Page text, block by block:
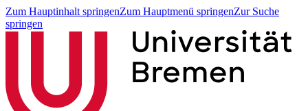
Zum Hauptinhalt springenZum Hauptmenü springenZur Suche
springen